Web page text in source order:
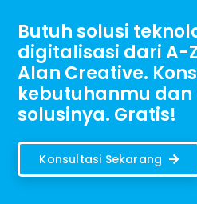
Butuh solusi
digitalisasi dari A-
Alan Creative.
kebutuhanmu
solusinya. Gratis!
Konsultasi Sekarang